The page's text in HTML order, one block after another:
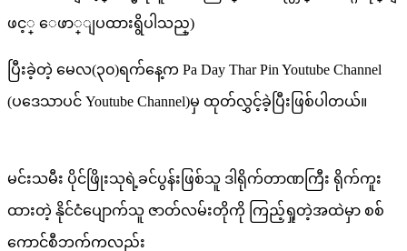
ဖင့္ ေဖာ္ျပထားရွိပါသည္)
ပြီးခဲ့တဲ့ မေလ(၃၀)ရက်နေ့က Pa Day Thar Pin Youtube Channel
(ပဒေသာပင် Youtube Channel)မှ ထုတ်လွှင့်ခဲ့ပြီးဖြစ်ပါတယ်။
မင်းသမီး ပိုင်ဖြိုးသုရဲ့ခင်ပွန်းဖြစ်သူ ဒါရိုက်တာဏကြီး ရိုက်ကူး
ထားတဲ့ နိုင်ငံပျောက်သူ ဇာတ်လမ်းတိုကို ကြည့်ရှုတဲ့အထဲမှာ စစ်
ကောင်စီဘက်ကလည်း